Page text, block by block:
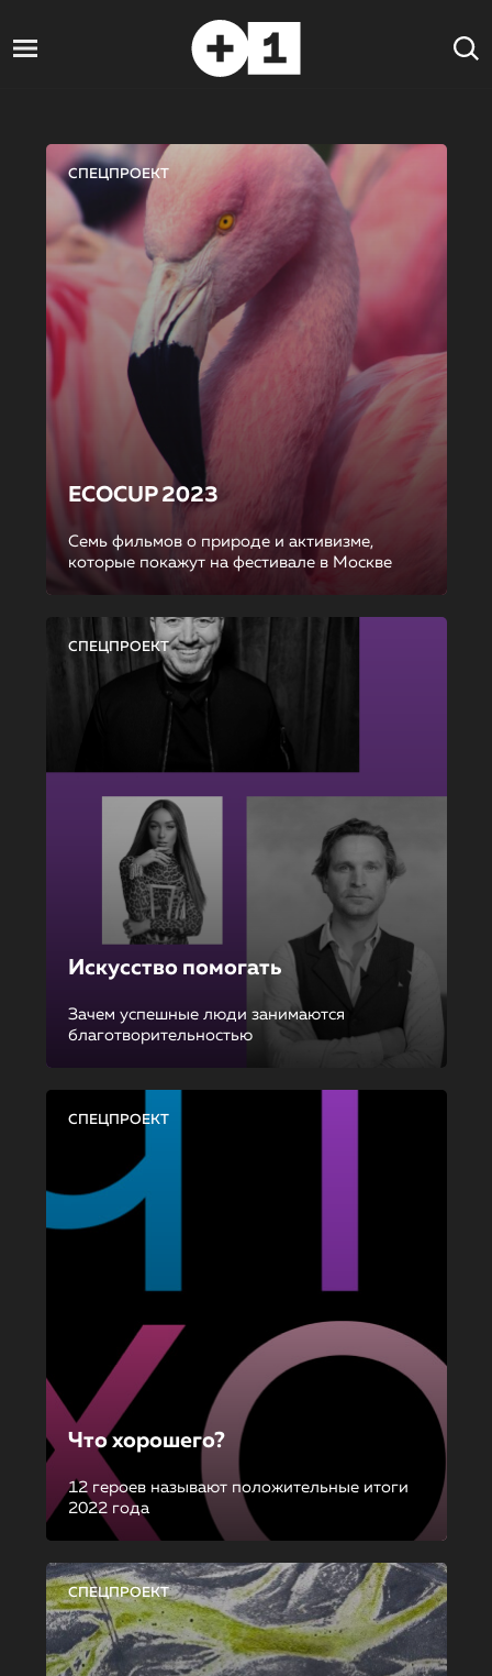
СПЕЦПРОЕКТ
ECOCUP 2023
Семь фильмов о природе и активизме,
которые покажут на фестивале в Москве
СПЕЦПРОЕКТ
Искусство помогать
Зачем успешные люди занимаются
благотворительностью
СПЕЦПРОЕКТ
Что хорошего?
12 героев называют положительные итоги
2022 года
СПЕЦПРОЕКТ